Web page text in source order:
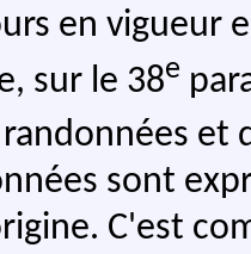
en vigueur
sur le 38e
et
sont
C'est